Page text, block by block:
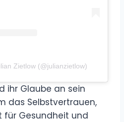
Zietlow (@julianzietlow)
ihr Glaube an sein
das Selbstvertrauen,
für Gesundheit und